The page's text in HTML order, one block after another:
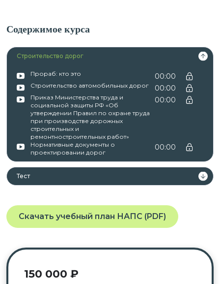
Содержимое курса
Строительство дорог
Прораб: кто это 00:00
Строительство автомобильных дорог 00:00
Приказ Министерства труда и
социальной защиты РФ «Об
утверждении Правил по охране труда
при производстве дорожных
строительных и
ремонтностроительных работ»
00:00
Нормативные документы о
проектировании дорог
00:00
Тест
Скачать учебный план НАПС (PDF)
150 000 ₽